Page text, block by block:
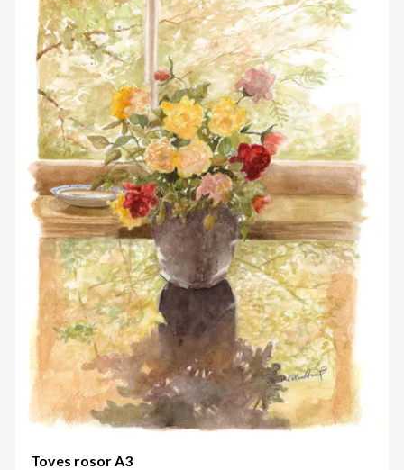
Toves rosor A3